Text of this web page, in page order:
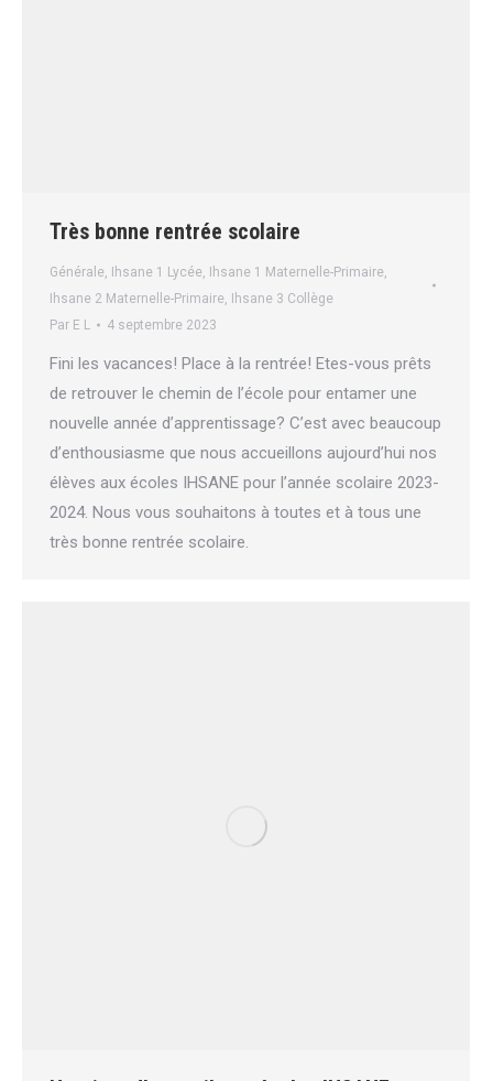
Très bonne rentrée scolaire
Générale, Ihsane 1 Lycée, Ihsane 1 Maternelle-Primaire,
Ihsane 2 Maternelle-Primaire,
Ihsane 3 Collège
Par E L 4 septembre 2023
Fini les vacances! Place à la rentrée! Etes-vous prêts
de retrouver le chemin de l’école pour entamer une
nouvelle année d’apprentissage? C’est avec beaucoup
d’enthousiasme que nous accueillons aujourd’hui nos
élèves aux écoles IHSANE pour l’année scolaire 2023-
2024. Nous vous souhaitons à toutes et à tous une
très bonne rentrée scolaire.